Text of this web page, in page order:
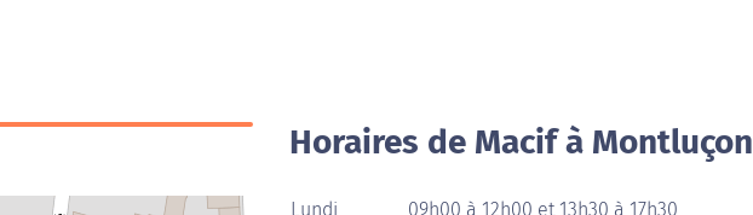
Horaires de Macif à Montluçon
Lundi
09h00 à 12h00 et 13h30 à 17h30